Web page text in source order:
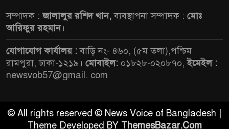
সম্পাদক :জালালুর রশিদ খান,ব্যবস্থাপনা সম্পাদক : মোঃ
আরিফুর রহমান।
যোগাযোগ কার্যালয় :বাড়ি নং- ৪৬০, (৫ম তলা),পশ্চিম
রামপুরা, ঢাকা-১২১৯। মোবাইল: ০১৮২৮-০২০৮৭০,ইমেইল :
newsvob57@gmail. com
© All rights reserved © News Voice of Bangladesh |
Theme Developed BY ThemesBazar.Com